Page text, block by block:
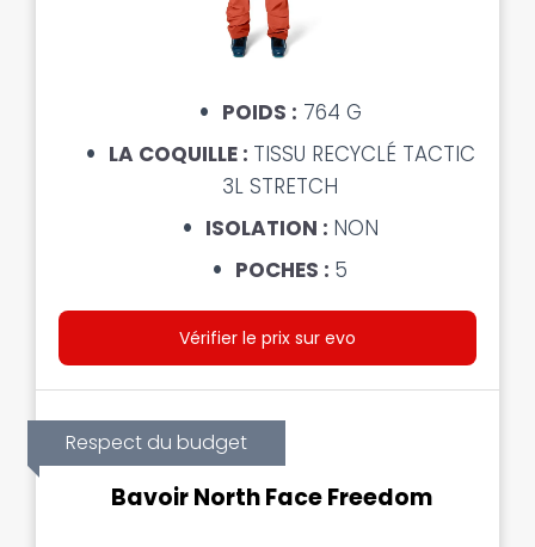
POIDS : 764 G
LA COQUILLE : TISSU RECYCLÉ TACTIC
3L STRETCH
ISOLATION : NON
POCHES : 5
Vérifier le prix sur evo
Respect du budget
Bavoir North Face Freedom